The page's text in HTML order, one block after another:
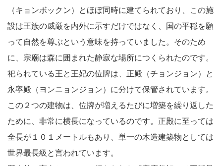
（キョンボックン）とほぼ同時に建てられており、この施
設は王族の威厳を内外に示すだけではなく、国の平穏を願
って自然を尊ぶという意味を持っていました。そのため
に、宗廟は森に囲まれた静寂な場所につくられたのです。
祀られている王と王妃の位牌は、正殿（チョンジョン）と
永寧殿（ヨンニョンジョン）に分けて保管されています。
この２つの建物は、位牌が増えるたびに増築を繰り返した
ために、非常に横長になっているのです。正殿に至っては
全長が１０１メートルもあり、単一の木造建築物としては
世界最長級と言われています。